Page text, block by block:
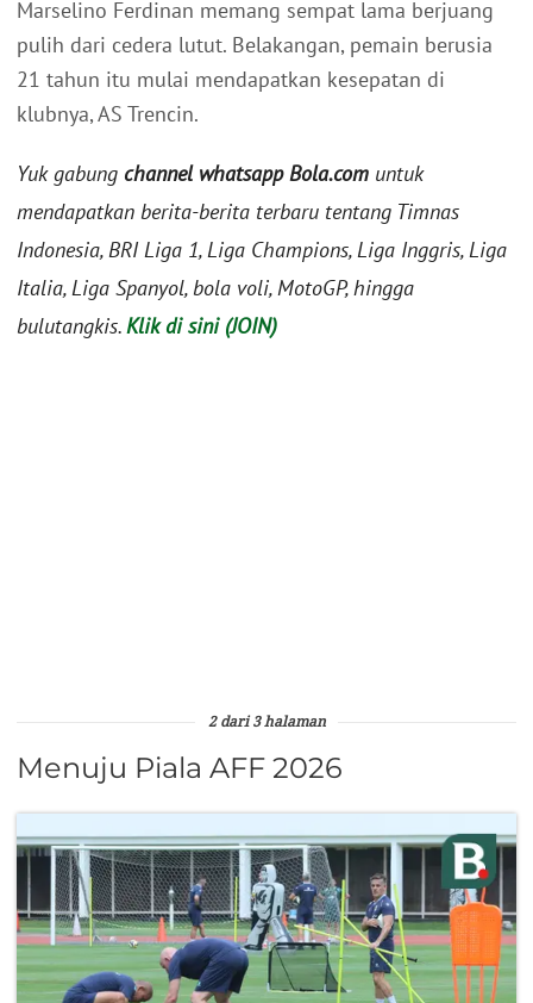
Marselino Ferdinan memang sempat lama berjuang
pulih dari cedera lutut. Belakangan, pemain berusia
21 tahun itu mulai mendapatkan kesepatan di
klubnya, AS Trencin.
Yuk gabung channel whatsapp Bola.com untuk
mendapatkan berita-berita terbaru tentang Timnas
Indonesia, BRI Liga 1, Liga Champions, Liga Inggris, Liga
Italia, Liga Spanyol, bola voli, MotoGP, hingga
bulutangkis.Klik di sini (JOIN)
2 dari 3 halaman
Menuju Piala AFF 2026